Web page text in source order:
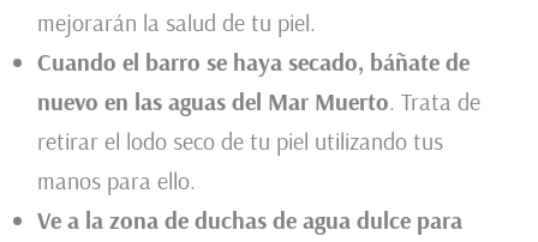
mejorarán la salud de tu piel.
Cuando el barro se haya secado, báñate de
nuevo en las aguas del Mar Muerto. Trata de
retirar el lodo seco de tu piel utilizando tus
manos para ello.
Ve a la zona de duchas de agua dulce para